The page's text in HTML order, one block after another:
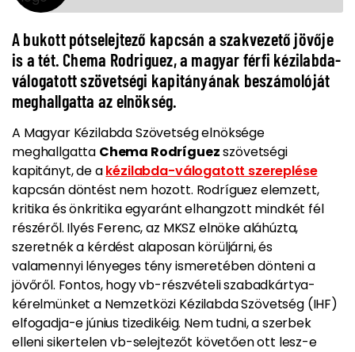
A bukott pótselejtező kapcsán a szakvezető jövője
is a tét. Chema Rodriguez, a magyar férfi kézilabda-
válogatott szövetségi kapitányának beszámolóját
meghallgatta az elnökség.
A Magyar Kézilabda Szövetség elnöksége
meghallgatta Chema Rodríguezszövetségi
kapitányt, de akézilabda-válogatott szereplése
kapcsán döntést nem hozott. Rodríguez elemzett,
kritika és önkritika egyaránt elhangzott mindkét fél
részéről. Ilyés Ferenc, az MKSZ elnöke aláhúzta,
szeretnék a kérdést alaposan körüljárni, és
valamennyi lényeges tény ismeretében dönteni a
jövőről. Fontos, hogy vb-részvételi szabadkártya-
kérelmünket a Nemzetközi Kézilabda Szövetség (IHF)
elfogadja-e június tizedikéig. Nem tudni, a szerbek
elleni sikertelen vb-selejtezőt követően ott lesz-e